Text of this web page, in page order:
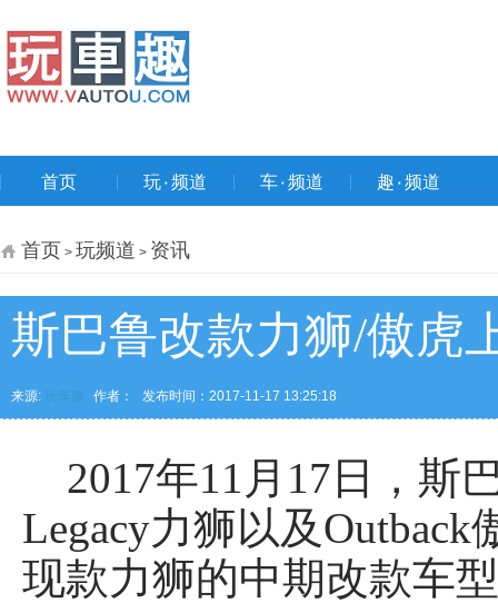
首页 玩۰频道 车۰频道 趣۰频道
首页 > 玩频道 > 资讯
斯巴鲁改款力狮/傲虎
来源: 玩车趣 作者： 发布时间：2017-11-17 13:25:18
2017年11月17日，斯
Legacy力狮以及
现款力狮的中期改款车